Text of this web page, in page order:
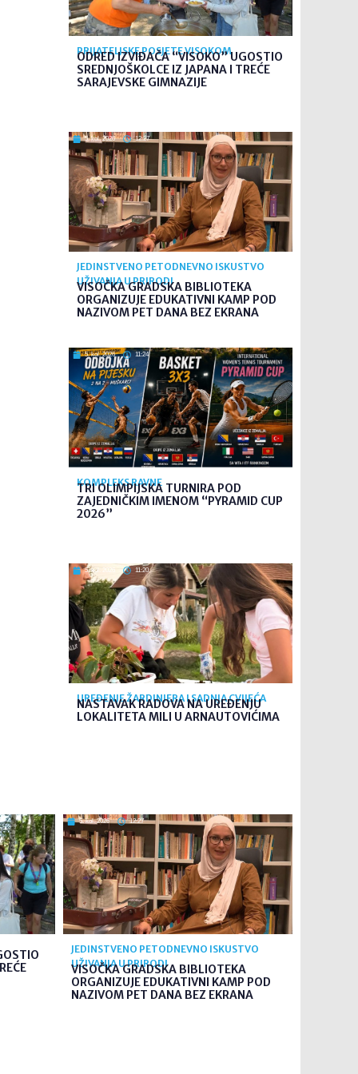
PRIJATELJSKE POSJETE VISOKOM
ODRED IZVIĐAČA “VISOKO” UGOSTIO
SREDNJOŠKOLCE IZ JAPANA I TREĆE
SARAJEVSKE GIMNAZIJE
5. kol. 2026 12:27
JEDINSTVENO PETODNEVNO ISKUSTVO
UŽIVANJA U PRIRODI
VISOČKA GRADSKA BIBLIOTEKA
ORGANIZUJE EDUKATIVNI KAMP POD
NAZIVOM PET DANA BEZ EKRANA
5. kol. 2026 11:24
KOMPLEKS RAVNE
TRI OLIMPIJSKA TURNIRA POD
ZAJEDNIČKIM IMENOM “PYRAMID CUP
2026”
5. kol. 2026 11:20
UREĐENJE ŽARDINJERA I SADNJA CVIJEĆA
NASTAVAK RADOVA NA UREĐENJU
LOKALITETA MILI U ARNAUTOVIĆIMA
5. kol. 2026 12:27
JEDINSTVENO PETODNEVNO ISKUSTVO
UŽIVANJA U PRIRODI
VISOČKA GRADSKA BIBLIOTEKA
ORGANIZUJE EDUKATIVNI KAMP POD
NAZIVOM PET DANA BEZ EKRANA